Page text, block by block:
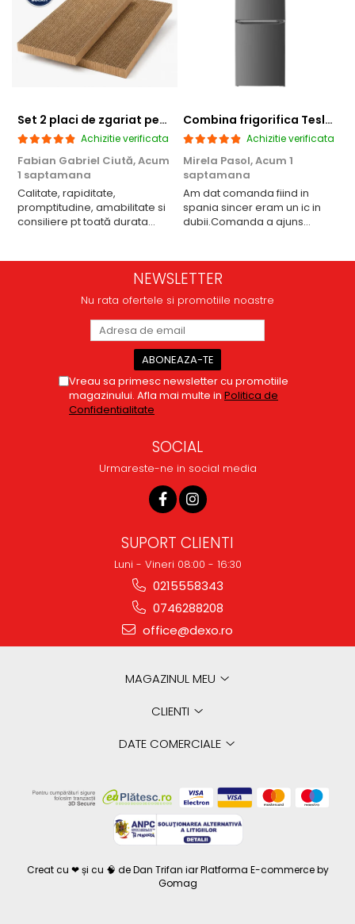
Set 2 placi de zgariat pentru casuta pisici BUNTZ KJW5086, compatibile cu casuta 59 x 28.5 x 35 cm
Achizitie verificata
Fabian Gabriel Ciută,Acum
1 saptamana
Calitate, rapiditate,
promptitudine, amabilitate si
consiliere pt toată durata
Combina frigorifica Tesla RC2600HXE, 262 l, Clasa E, Iluminare LED, dezghetare automata frigider, H 180 cm, Inox
Achizitie verificata
Mirela Pasol,Acum 1
saptamana
Am dat comanda fiind in
spania sincer eram un ic in
dubii.Comanda a ajuns
comanda super de treaba,va
multumesc pentru rapiditate
si amabilitate,RECOMAND
100%
NEWSLETTER
Nu rata ofertele si promotiile noastre
Vreau sa primesc newsletter cu promotiile
magazinului. Afla mai multe in Politica de
Confidentialitate
SOCIAL
Urmareste-ne in social media
SUPORT CLIENTI
Luni - Vineri 08:00 - 16:30
0215558343
0746288208
office@dexo.ro
MAGAZINUL MEU
CLIENTI
DATE COMERCIALE
Creat cu ❤ și cu 🧠 de Dan Trifan iar Platforma E-commerce by
Gomag